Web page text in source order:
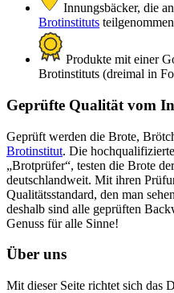
Innungsbäcker, die
Brotinstituts
Produkte mit einer
Brotinstituts (dreimal in
Geprüfte Qualität vom
Geprüft werden die Brote,
Brotinstitut. Die
„Brotprüfer“, testen die Brote
deutschlandweit. Mit ihren
Qualitätsstandard, den man
deshalb sind alle geprüften
Genuss für alle Sinne!
Über uns
Mit dieser Seite richtet sich das